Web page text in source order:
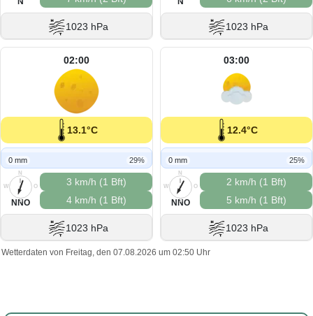
1023 hPa 1023 hPa
02:00
13.1°C
0 mm 29%
N
O
S
W
NNO
3 km/h (1 Bft)
4 km/h (1 Bft)
1023 hPa
03:00
12.4°C
0 mm 25%
N
O
S
W
NNO
2 km/h (1 Bft)
5 km/h (1 Bft)
1023 hPa
Wetterdaten von Freitag, den 07.08.2026 um 02:50 Uhr